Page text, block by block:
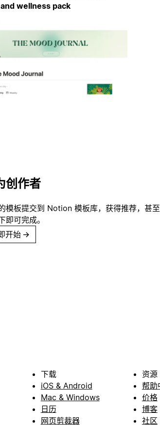
wellness pack
创作者
模板提交到 Notion 模板库，获得推荐，甚
即可完成。
开始 →
下载
iOS & Android
Mac & Windows
日历
网页剪裁器
资源
帮助
价格
博客
社区